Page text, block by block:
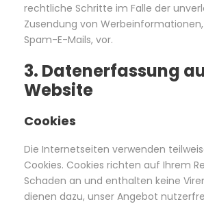
rechtliche Schritte im Falle der
Zusendung von
Spam-E-Mails, vor.
3. Datenerfassung
Website
Cookies
Die Internetseiten verwenden
Cookies. Cookies richten auf Ihrem
Schaden an und enthalten keine
dienen dazu, unser Angebot